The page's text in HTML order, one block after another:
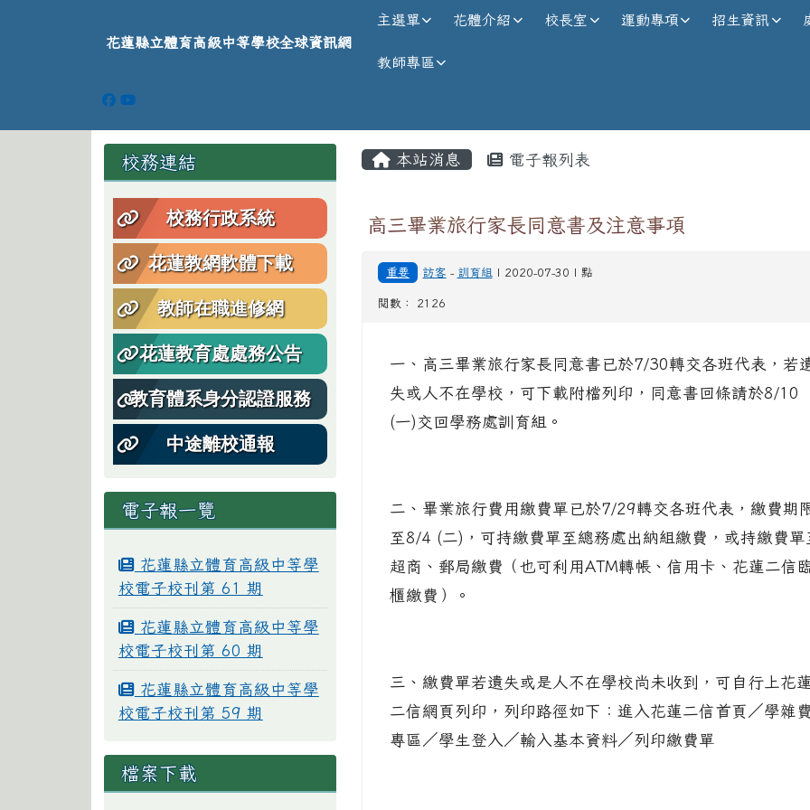
花蓮縣立體育高級中等學校全球資訊網
花蓮縣立體育高級中等學校全球資訊網
主選單 花體介紹 校長室 運動專項 招生資訊
教師專區
左邊區域內容
校務連結
校務行政系統
花蓮教網軟體下載
教師在職進修網
花蓮教育處處務公告
教育體系身分認證服務
中途離校通報
電子報一覽
花蓮縣立體育高級中等學
校電子校刊第 61 期
花蓮縣立體育高級中等學
校電子校刊第 60 期
花蓮縣立體育高級中等學
校電子校刊第 59 期
檔案下載
主內容區域
本站消息 電子報列表
高三畢業旅行家長同意書及注意事項
重要 訪客 - 訓育組 | 2020-07-30 | 點
閱數： 2126
一、高三畢業旅行家長同意書已於7/30轉交各班代表，若
失或人不在學校，可下載附檔列印，同意書回條請於8/10
(一)交回學務處訓育組。
二、畢業旅行費用繳費單已於7/29轉交各班代表，繳費期
至8/4 (二)，可持繳費單至總務處出納組繳費，或持繳費單
超商、郵局繳費（也可利用ATM轉帳、信用卡、花蓮二信
櫃繳費）。
三、繳費單若遺失或是人不在學校尚未收到，可自行上花蓮
二信網頁列印，列印路徑如下：進入花蓮二信首頁／學雜費
專區／學生登入／輸入基本資料／列印繳費單
頁尾區域